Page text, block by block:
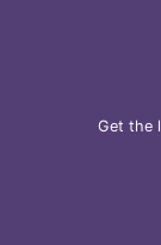
Get the